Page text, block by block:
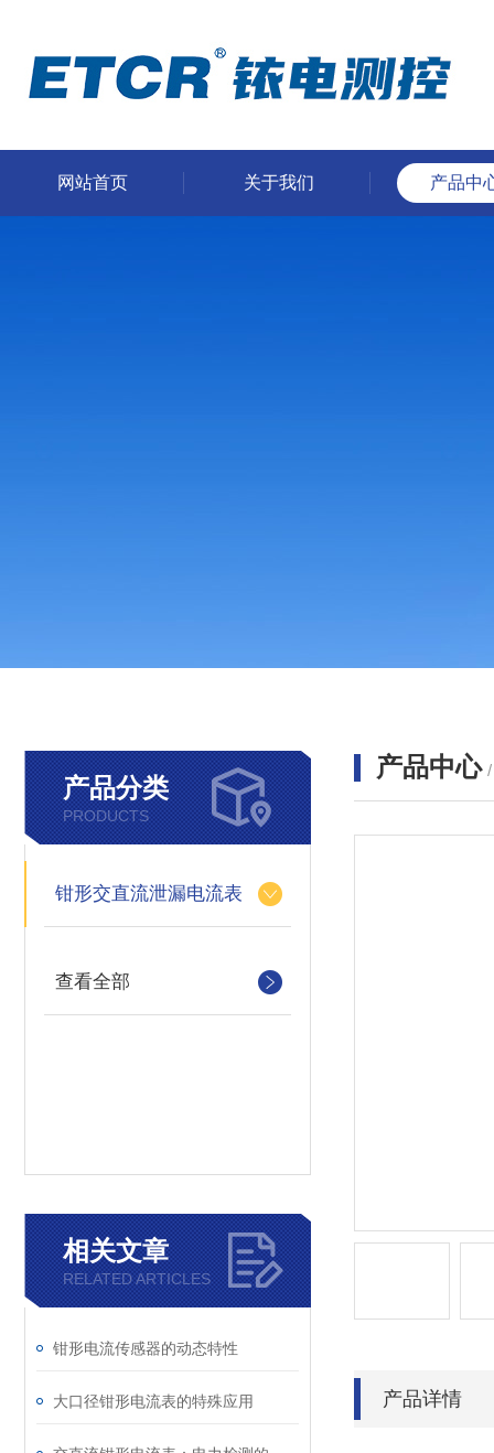
网站首页 关于我们 产品中
产品分类
PRODUCTS
钳形交直流泄漏电流表
查看全部
相关文章
RELATED ARTICLES
钳形电流传感器的动态特性
大口径钳形电流表的特殊应用
产品中心
产品详情